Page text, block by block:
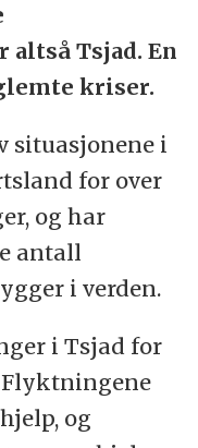
Tsjad. En
kriser.
situasjonene i
for over
og har
antall
i verden.
i Tsjad for
Flyktningene
og